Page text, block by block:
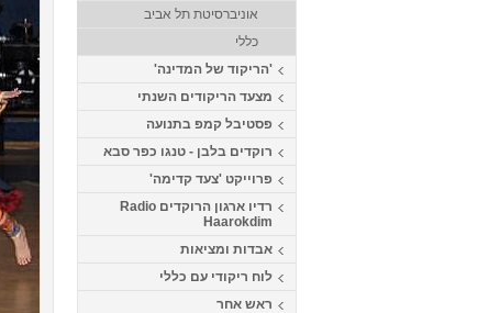
אוניברסיטת תל אביב
כללי
'הריקוד של המדינה'
מצעד הריקודים השנתי
פסטיבל קמפ בתנועה
רוקדים בלבן - טנגו כפר סבא
פרוייקט 'צעד קדימה'
רדיו ארגון הרוקדים Radio
Haarokdim
אבדות ומציאות
לוח ריקודי עם כללי
ראש אחר